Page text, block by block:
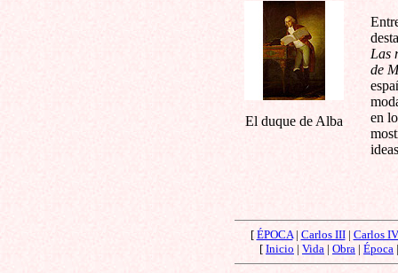
Las
de
en
El duque de Alba
[ ÉPOCA| Carlos III| Carlos IV
[ Inicio | Vida | Obra | Época